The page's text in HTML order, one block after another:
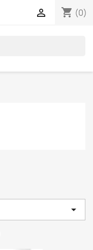
shopping_cart (0)

